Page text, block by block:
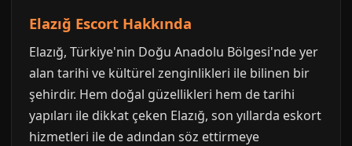
Elazığ Escort Hakkında
Elazığ, Türkiye'nin Doğu Anadolu Bölgesi'nde yer
alan tarihi ve kültürel zenginlikleri ile bilinen bir
şehirdir. Hem doğal güzellikleri hem de tarihi
yapıları ile dikkat çeken Elazığ, son yıllarda eskort
hizmetleri ile de adından söz ettirmeye